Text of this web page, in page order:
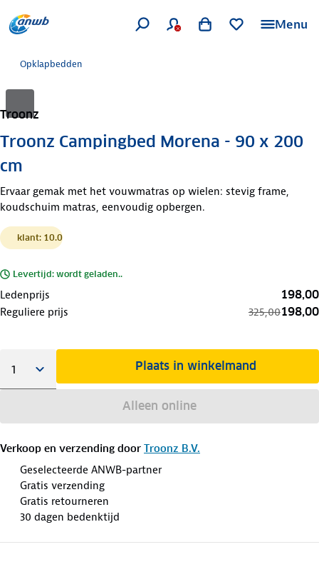
Menu
Opklapbedden
Troonz
Troonz Campingbed Morena - 90 x 200
cm
Ervaar gemak met het vouwmatras op wielen: stevig frame,
koudschuim matras, eenvoudig opbergen.
klant: 10.0
Levertijd: wordt geladen..
Ledenprijs 198,00
Reguliere prijs 325,00198,00
Plaats in winkelmand
Alleen online
Verkoop en verzending door Troonz B.V.
Geselecteerde ANWB-partner
Gratis verzending
Gratis retourneren
30 dagen bedenktijd